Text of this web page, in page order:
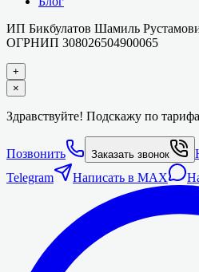
ИП Бикбулатов Шамиль
ОГРНИП 308026504900065
+
×
Здравствуйте! Подскажу по
Позвонить Заказать звонок
Telegram
Написать в MAX